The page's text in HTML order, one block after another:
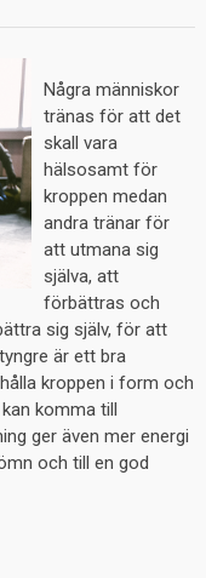
Några människor
tränas för att det
skall vara
hälsosamt för
kroppen medan
andra tränar för
att utmana sig
själva, att
förbättras och
sig själv, för att
är ett bra
kroppen i form och
komma till
ger även mer energi
och till en god